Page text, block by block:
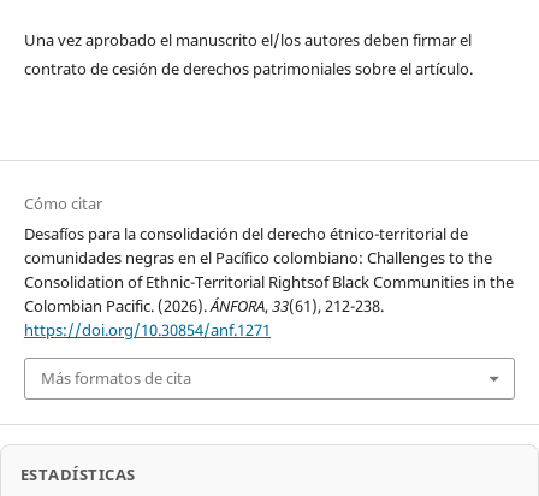
Una vez aprobado el manuscrito el/los autores deben firmar el
contrato de cesión de derechos patrimoniales sobre el artículo.
Cómo citar
Desafíos para la consolidación del derecho étnico-territorial de
comunidades negras en el Pacífico colombiano: Challenges to the
Consolidation of Ethnic-Territorial Rightsof Black Communities in the
Colombian Pacific. (2026).ÁNFORA,33(61), 212-238.
https://doi.org/10.30854/anf.1271
Más formatos de cita
ESTADÍSTICAS